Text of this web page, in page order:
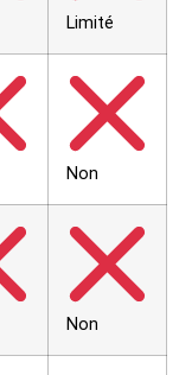
Limité
Non
Non